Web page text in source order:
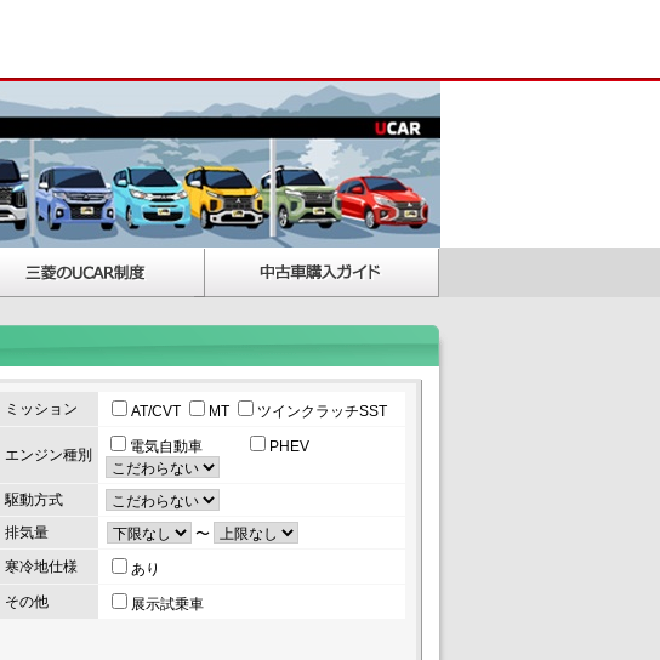
ミッション AT/CVT MT ツインクラッチSST
エンジン種別 電気自動車 PHEV
駆動方式
排気量
〜
寒冷地仕様
あり
その他
展示試乗車